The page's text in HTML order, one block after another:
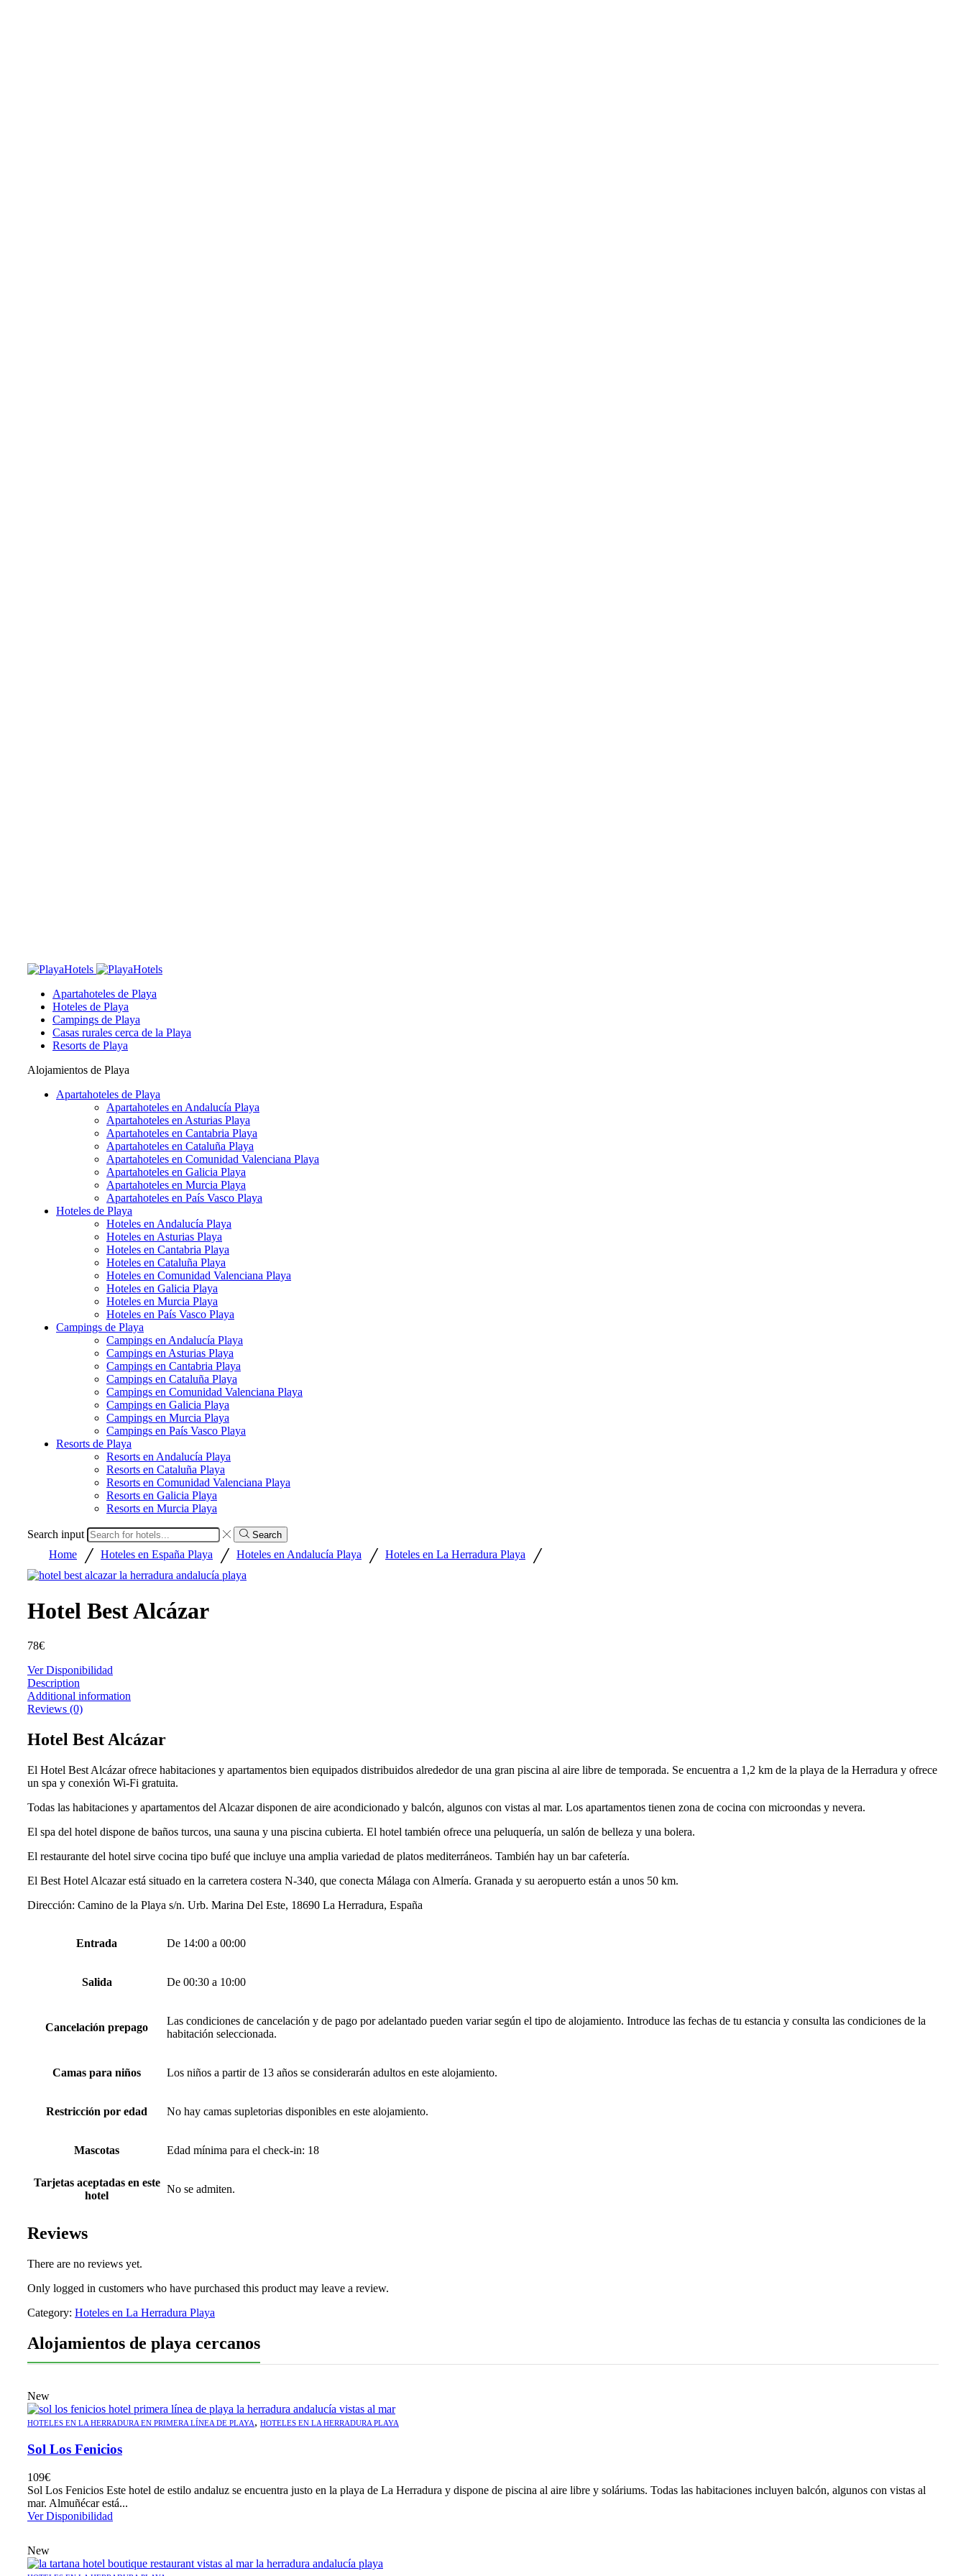
Apartahoteles de Playa
Hoteles de Playa
Campings de Playa
Casas rurales cerca de la Playa
Resorts de Playa
Alojamientos de Playa
Apartahoteles de Playa
Apartahoteles en Andalucía Playa
Apartahoteles en Asturias Playa
Apartahoteles en Cantabria Playa
Apartahoteles en Cataluña Playa
Apartahoteles en Comunidad Valenciana Playa
Apartahoteles en Galicia Playa
Apartahoteles en Murcia Playa
Apartahoteles en País Vasco Playa
Hoteles de Playa
Hoteles en Andalucía Playa
Hoteles en Asturias Playa
Hoteles en Cantabria Playa
Hoteles en Cataluña Playa
Hoteles en Comunidad Valenciana Playa
Hoteles en Galicia Playa
Hoteles en Murcia Playa
Hoteles en País Vasco Playa
Campings de Playa
Campings en Andalucía Playa
Campings en Asturias Playa
Campings en Cantabria Playa
Campings en Cataluña Playa
Campings en Comunidad Valenciana Playa
Campings en Galicia Playa
Campings en Murcia Playa
Campings en País Vasco Playa
Resorts de Playa
Resorts en Andalucía Playa
Resorts en Cataluña Playa
Resorts en Comunidad Valenciana Playa
Resorts en Galicia Playa
Resorts en Murcia Playa
Search input Search
Home / Hoteles en España Playa / Hoteles en Andalucía Playa / Hoteles en La Herradura Playa /
Hotel Best Alcázar
78€
Ver Disponibilidad
Description
Additional information
Reviews (0)
Hotel Best Alcázar
El Hotel Best Alcázar ofrece habitaciones y apartamentos bien equipados distribuidos alrededor de una gran piscina al aire libre de temporada. Se encuentra a 1,2 km de la playa de la Herradura y ofrece
un spa y conexión Wi-Fi gratuita.
Todas las habitaciones y apartamentos del Alcazar disponen de aire acondicionado y balcón, algunos con vistas al mar. Los apartamentos tienen zona de cocina con microondas y nevera.
El spa del hotel dispone de baños turcos, una sauna y una piscina cubierta. El hotel también ofrece una peluquería, un salón de belleza y una bolera.
El restaurante del hotel sirve cocina tipo bufé que incluye una amplia variedad de platos mediterráneos. También hay un bar cafetería.
El Best Hotel Alcazar está situado en la carretera costera N-340, que conecta Málaga con Almería. Granada y su aeropuerto están a unos 50 km.
Dirección: Camino de la Playa s/n. Urb. Marina Del Este, 18690 La Herradura, España
Entrada De 14:00 a 00:00
Salida De 00:30 a 10:00
Cancelación prepago
Las condiciones de cancelación y de pago por adelantado pueden variar según el tipo de alojamiento. Introduce las fechas de tu estancia y consulta las condiciones de la
habitación seleccionada.
Camas para niños Los niños a partir de 13 años se considerarán adultos en este alojamiento.
Restricción por edad No hay camas supletorias disponibles en este alojamiento.
Mascotas Edad mínima para el check-in: 18
Tarjetas aceptadas en este
hotel
No se admiten.
Reviews
There are no reviews yet.
Only logged in customers who have purchased this product may leave a review.
Category: Hoteles en La Herradura Playa
Alojamientos de playa cercanos
New
HOTELES EN LA HERRADURA EN PRIMERA LÍNEA DE PLAYA, HOTELES EN LA HERRADURA PLAYA
Sol Los Fenicios
109€
Sol Los Fenicios Este hotel de estilo andaluz se encuentra justo en la playa de La Herradura y dispone de piscina al aire libre y soláriums. Todas las habitaciones incluyen balcón, algunos con vistas al
mar. Almuñécar está...
Ver Disponibilidad
New